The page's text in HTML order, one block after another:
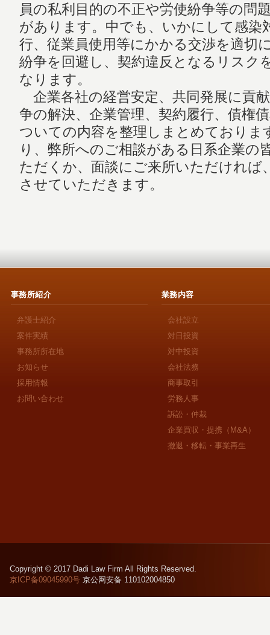
員の私利目的の不正や労使紛争等の問
があります。中でも、いかにして感染
行、従業員使用等にかかる交渉を適切
紛争を回避し、契約違反となるリスク
なります。
企業各社の経営安定、共同発展に貢
争の解決、企業管理、契約履行、債権
ついての内容を整理しまとめておりま
り、弊所へのご相談がある日系企業の
ただくか、面談にご来所いただければ
させていただきます。
事務所紹介
弁護士紹介
案件実績
事務所所在地
お知らせ
採用情報
お問い合わせ
業務内容
会社設立
対日投資
対中投資
会社法務
商事取引
労務人事
訴訟・仲裁
企業買収・提携（M&A）
撤退・移転・事業再生
Copyright © 2017 Dadi Law Firm All Rights Reserved.
京ICP备09045990号京公网安备 110102004850